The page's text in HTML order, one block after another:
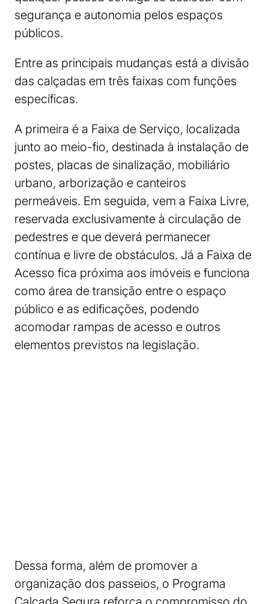
segurança e autonomia pelos espaços
públicos.
Entre as principais mudanças está a divisão
das calçadas em três faixas com funções
específicas.
A primeira é a Faixa de Serviço, localizada
junto ao meio-fio, destinada à instalação de
postes, placas de sinalização, mobiliário
urbano, arborização e canteiros
permeáveis. Em seguida, vem a Faixa Livre,
reservada exclusivamente à circulação de
pedestres e que deverá permanecer
contínua e livre de obstáculos. Já a Faixa de
Acesso fica próxima aos imóveis e funciona
como área de transição entre o espaço
público e as edificações, podendo
acomodar rampas de acesso e outros
elementos previstos na legislação.
Dessa forma, além de promover a
organização dos passeios, o Programa